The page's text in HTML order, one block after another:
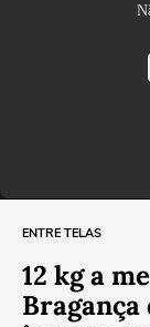
ENTRE TELAS
12 kg a